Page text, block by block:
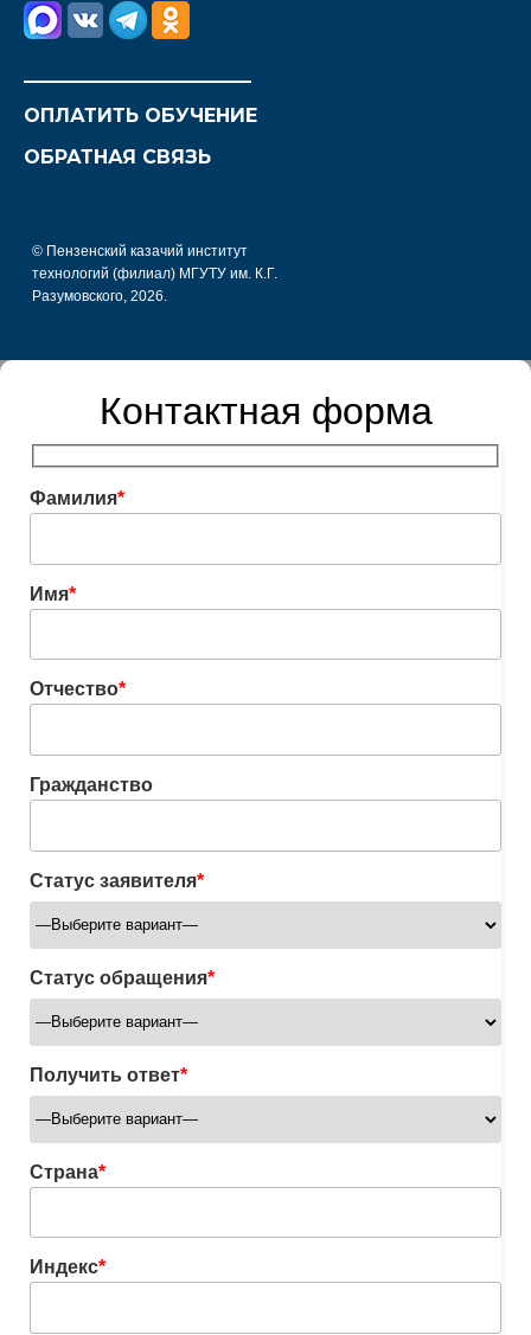
ОПЛАТИТЬ ОБУЧЕНИЕ
ОБРАТНАЯ СВЯЗЬ
© Пензенский казачий институт
технологий (филиал) МГУТУ им. К.Г.
Разумовского, 2026.
Контактная форма
Фамилия*
Имя*
Отчество*
Гражданство
Статус заявителя*
Статус обращения*
Получить ответ*
Страна*
Индекс*